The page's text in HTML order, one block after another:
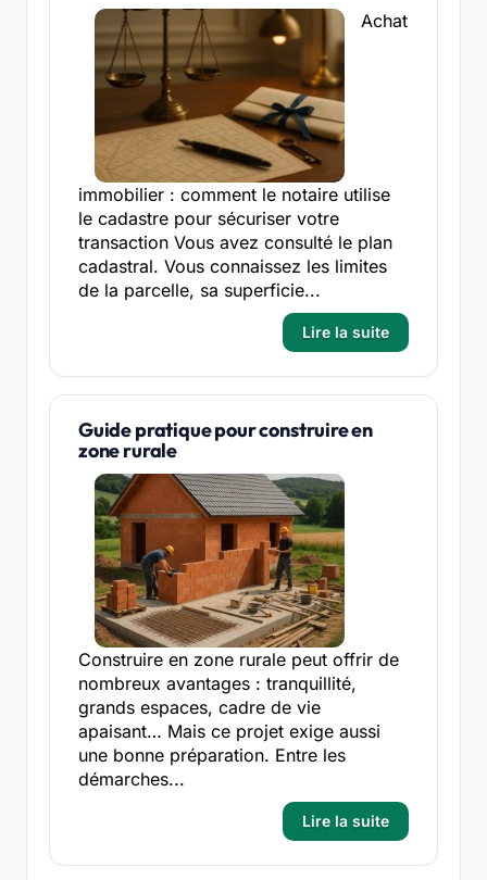
Achat
immobilier : comment le notaire utilise
le cadastre pour sécuriser votre
transaction Vous avez consulté le plan
cadastral. Vous connaissez les limites
de la parcelle, sa superficie...
Lire la suite
Guide pratique pour construire en
zone rurale
Construire en zone rurale peut offrir de
nombreux avantages : tranquillité,
grands espaces, cadre de vie
apaisant… Mais ce projet exige aussi
une bonne préparation. Entre les
démarches...
Lire la suite